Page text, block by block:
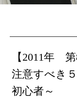
【2011年 第
注意すべき
初心者～